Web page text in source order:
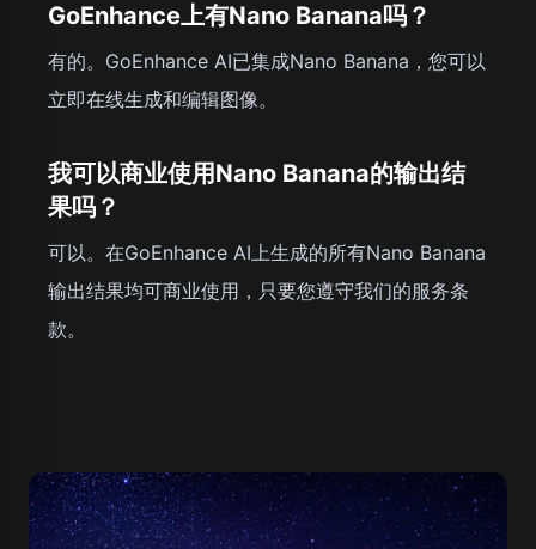
GoEnhance上有Nano Banana吗？
有的。GoEnhance AI已集成Nano Banana，您可以
立即在线生成和编辑图像。
我可以商业使用Nano Banana的输出结
果吗？
可以。在GoEnhance AI上生成的所有Nano Banana
输出结果均可商业使用，只要您遵守我们的服务条
款。